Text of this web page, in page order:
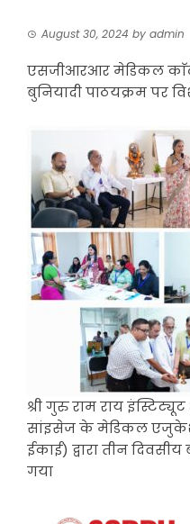
August 30, 2024 by admin
एसजीआरआर मेडिकल
बुनियादी पाठयक्रम पर
श्री गुरु राम राय
सांइसेज के मेडिकल
ईकाई) द्वारा तीन
गया